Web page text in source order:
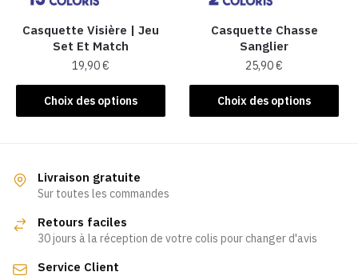
sur
la
page
du
produit
sur
la
page
du
produit
Casquette Visière | Jeu
Set Et Match
19,90€
Choix des options
Ce
produit
variations.
Les
peuvent
choisies
Casquette Chasse
Sanglier​
25,90€
Choix des options
Ce
produit
peuvent
être
Livraison gratuite
Sur toutes les commandes
Retours faciles
30 jours à la réception de votre colis pour changer d'avis
Service Client